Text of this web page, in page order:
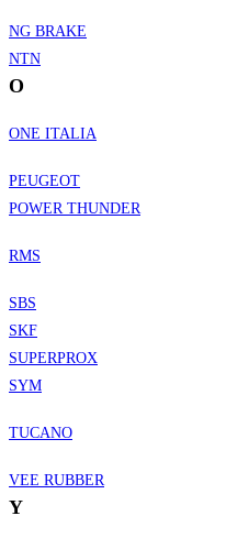
NG BRAKE
NTN
O
ONE ITALIA
PEUGEOT
POWER THUNDER
RMS
SBS
SKF
SUPERPROX
SYM
TUCANO
VEE RUBBER
Y